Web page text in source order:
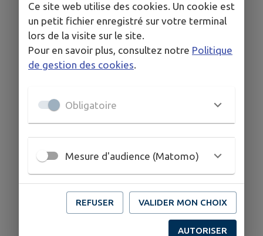
Ce site web utilise des cookies. Un cookie est
un petit fichier enregistré sur votre terminal
lors de la visite sur le site.
Pour en savoir plus, consultez notre Politique
de gestion des cookies.
Obligatoire
Mesure d'audience (Matomo)
REFUSER VALIDER MON CHOIX
AUTORISER